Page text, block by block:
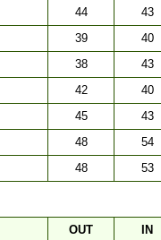
44 43
39 40
38 43
42 40
45 43
48 54
48 53
OUT IN